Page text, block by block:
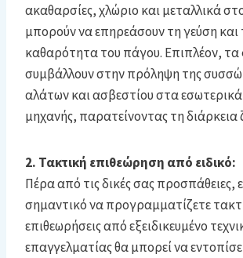
ακαθαρσίες, χλώριο και μεταλλικά
μπορούν να επηρεάσουν τη γεύση και
καθαρότητα του πάγου. Επιπλέον, τα
συμβάλλουν στην πρόληψη της
αλάτων και ασβεστίου στα
μηχανής, παρατείνοντας τη διάρκεια
2. Τακτική επιθεώρηση από ειδικό:
Πέρα από τις δικές σας προσπάθειες,
σημαντικό να προγραμματίζετε
επιθεωρήσεις από εξειδικευμένο
επαγγελματίας θα μπορεί να